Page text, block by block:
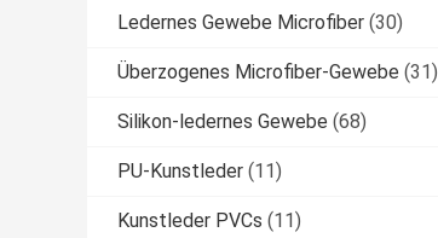
Ledernes Gewebe Microfiber (30)
Überzogenes Microfiber-Gewebe (31)
Silikon-ledernes Gewebe (68)
PU-Kunstleder (11)
Kunstleder PVCs (11)